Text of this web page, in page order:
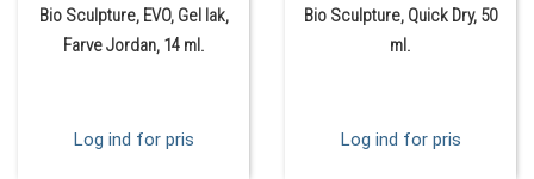
Bio Sculpture, EVO, Gel lak,
Farve Jordan, 14 ml.
Log ind for pris
Bio Sculpture, Quick Dry, 50
ml.
Log ind for pris